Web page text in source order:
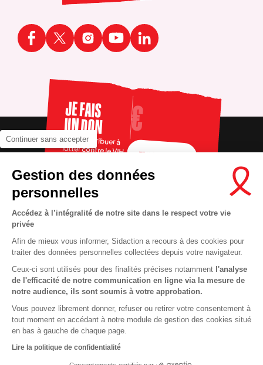
Continuer sans accepter
Gestion des données
personnelles
Accédez à l’intégralité de notre site dans le respect votre vie
privée
Afin de mieux vous informer, Sidaction a recours à des cookies pour
traiter des données personnelles collectées depuis votre navigateur.
Ceux-ci sont utilisés pour des finalités précises notamment l'analyse
de l'efficacité de notre communication en ligne via la mesure de
notre audience, ils sont soumis à votre approbation.
Vous pouvez librement donner, refuser ou retirer votre consentement à
tout moment en accédant à notre module de gestion des cookies situé
en bas à gauche de chaque page.
Lire la politique de confidentialité
Contact
Presse
FAQ
Info santé
Espace donateurs
RECRUTEMENT
MENTIONS LÉGALES
VIE PRIVÉE
PLAN DU SITE
JE FAIS
UN DON
Pour contribuer à
lutter contre le VIH FAIRE UN DON